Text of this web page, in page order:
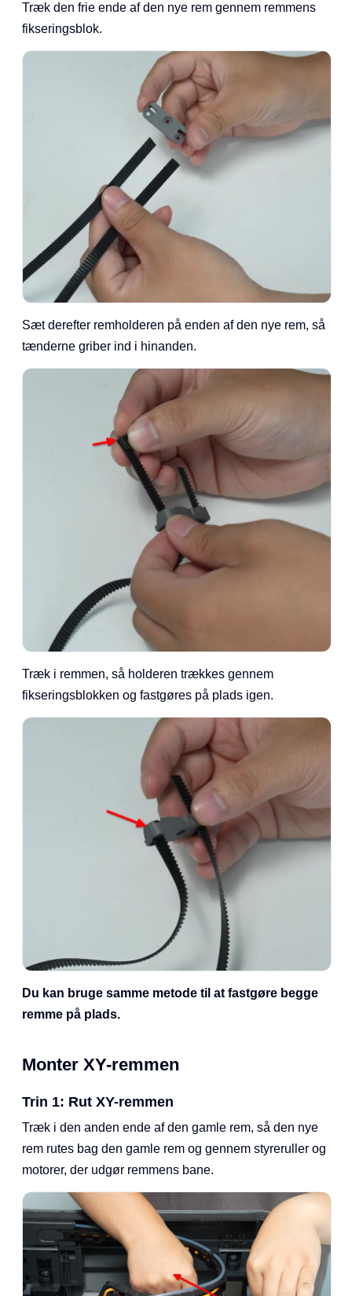
Træk den frie ende af den nye rem gennem remmens
fikseringsblok.
Sæt derefter remholderen på enden af den nye rem, så
tænderne griber ind i hinanden.
Træk i remmen, så holderen trækkes gennem
fikseringsblokken og fastgøres på plads igen.
Du kan bruge samme metode til at fastgøre begge
remme på plads.
Monter XY-remmen
Trin 1: Rut XY-remmen
Træk i den anden ende af den gamle rem, så den nye
rem rutes bag den gamle rem og gennem styreruller og
motorer, der udgør remmens bane.